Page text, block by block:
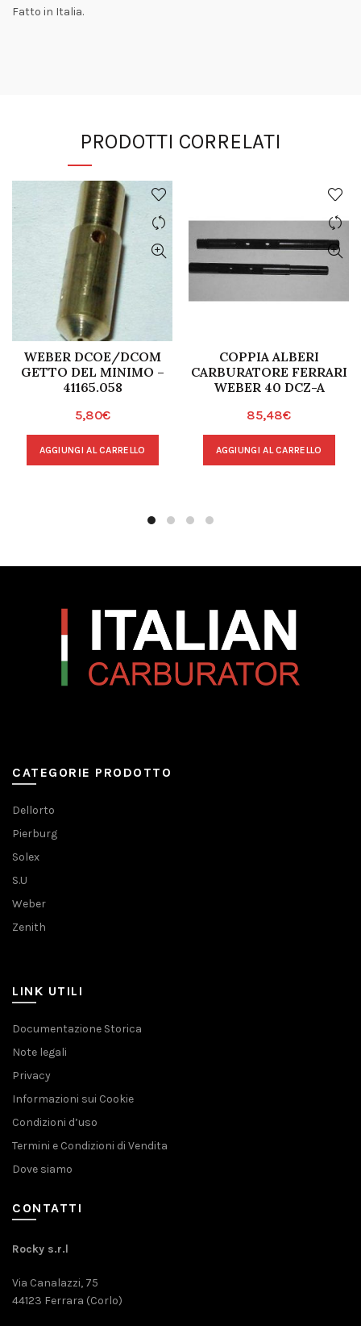
Fatto in Italia.
PRODOTTI CORRELATI
WEBER DCOE/DCOM
GETTO DEL MINIMO –
41165.058
5,80€
AGGIUNGI AL CARRELLO
COPPIA ALBERI
CARBURATORE FERRARI
WEBER 40 DCZ-A
85,48€
AGGIUNGI AL CARRELLO
CATEGORIE PRODOTTO
Dellorto
Pierburg
Solex
S.U
Weber
Zenith
LINK UTILI
Documentazione Storica
Note legali
Privacy
Informazioni sui Cookie
Condizioni d’uso
Termini e Condizioni di Vendita
Dove siamo
CONTATTI
Rocky s.r.l
Via Canalazzi, 75
44123 Ferrara (Corlo)